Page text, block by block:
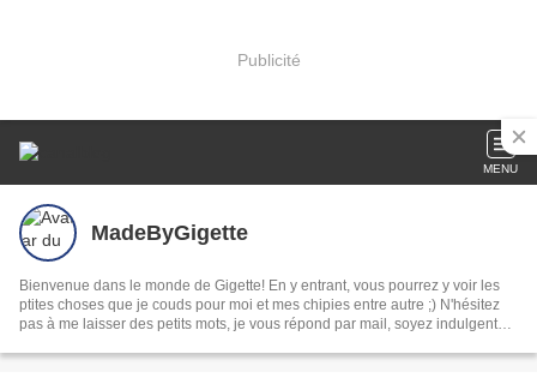
Publicité
MENU
MadeByGigette
Bienvenue dans le monde de Gigette! En y entrant, vous pourrez y voir les
ptites choses que je couds pour moi et mes chipies entre autre ;) N'hésitez
pas à me laisser des petits mots, je vous répond par mail, soyez indulgent